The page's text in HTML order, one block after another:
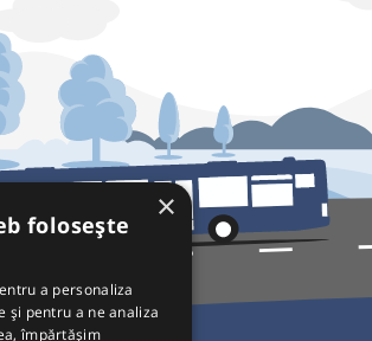
×
folosește
a personaliza
și pentru a ne analiza
împărtășim